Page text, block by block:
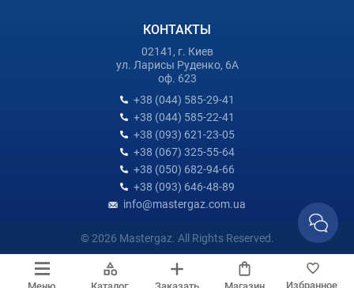
Избранное
КОНТАКТЫ
02141, г. Киев
ул. Ларисы Руденко, 6А
оф. 623
+38 (044) 585-29-41
+38 (044) 585-22-41
+38 (093) 621-23-05
+38 (067) 325-55-64
+38 (050) 682-94-66
+38 (093) 646-48-89
info@mastergaz.com.ua
© 2026 Mastergaz. All Rights Reserved.